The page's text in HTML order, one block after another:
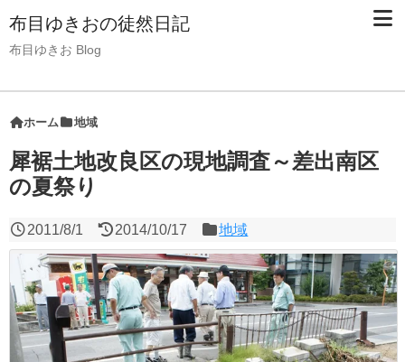
布目ゆきおの徒然日記
布目ゆきお Blog
ホーム 地域
犀裾土地改良区の現地調査～差出南区
の夏祭り
2011/8/1 2014/10/17 地域